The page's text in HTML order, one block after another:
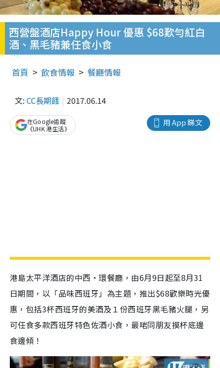
西營盤酒店Happy Hour 優惠 $68歎勻紅白
酒、黑毛豬兼任食小食
首頁 飲食情報 餐廳情報
文: CC長期餓 2017.06.14
用 App 睇文
在Google追蹤
《UHK 港生活》
港島太平洋酒店的中西‧環餐廳，由6月9日起至8月31
日期間，以「品味西班牙」為主題，推出$68歡樂時光優
惠，包括3杯西班牙的美酒及１份西班牙黑毛豬火腿，另
可任食多款西班牙特色佐酒小食，最啱同朋友摸杯底邊
食邊傾！